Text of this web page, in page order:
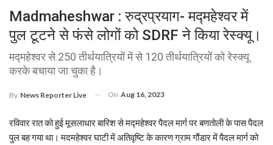
Madmaheshwar : रुद्रप्रयाग- मद्महेश्वर में
पुल टूटने से फंसे लोगों को SDRF ने किया रेस्क्यू।
मद्महेश्वर से 250 तीर्थयात्रियों में से 120 तीर्थयात्रियों को रेस्क्यू
करके बचाया जा चुका है।
By News Reporter Live On Aug 16, 2023
रविवार रात को हुई मूसलाधार बारिश से मद्महेश्वर पैदल मार्ग पर बणतोली के पास पैदल
पुल बह गया था। मदमहेश्वर घाटी में अतिवृष्टि के कारण ग्राम गौंडार में पैदल मार्ग को